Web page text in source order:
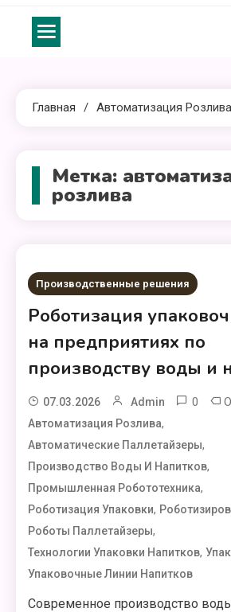
Главная Автоматизация Розлива
Метка:
розлива
Производственные решения
Роботизация
на предприятиях по
производству воды и
07.03.2026 Admin 0
Автоматизация Розлива,
Автоматические Паллетайзеры,
Производство Воды И Напитков,
Промышленная Робототехника,
Роботизация Упаковки,
Роботы Паллетайзеры,
Технологии Упаковки Напитков,
Упаковочные Линии Напитков
Современное производство